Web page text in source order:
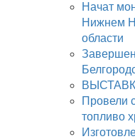
Начат
Нижнем
области
Провели
топливо